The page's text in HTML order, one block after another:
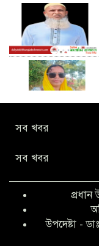
সব খবর
সব খবর
প্রধান
উপদেষ্টা -